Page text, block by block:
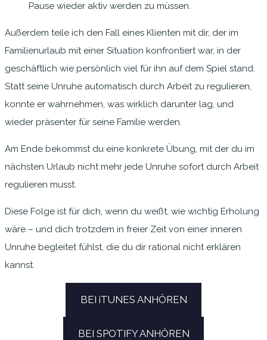
Pause wieder aktiv werden zu müssen.
Außerdem teile ich den Fall eines Klienten mit dir, der im
Familienurlaub mit einer Situation konfrontiert war, in der
geschäftlich wie persönlich viel für ihn auf dem Spiel stand.
Statt seine Unruhe automatisch durch Arbeit zu regulieren,
konnte er wahrnehmen, was wirklich darunter lag, und
wieder präsenter für seine Familie werden.
Am Ende bekommst du eine konkrete Übung, mit der du im
nächsten Urlaub nicht mehr jede Unruhe sofort durch Arbeit
regulieren musst.
Diese Folge ist für dich, wenn du weißt, wie wichtig Erholung
wäre – und dich trotzdem in freier Zeit von einer inneren
Unruhe begleitet fühlst, die du dir rational nicht erklären
kannst.
BEI iTUNES ANHÖREN
BEI SPOTIFY ANHÖREN